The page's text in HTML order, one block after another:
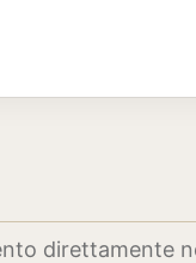
direttamente